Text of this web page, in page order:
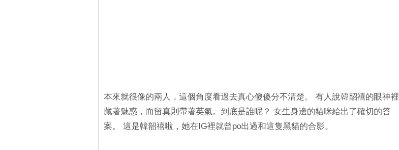
本來就很像的兩人，這個角度看過去真心傻傻分不清楚。 有人說韓韶禧的眼神裡
藏著魅惑，而留真則帶著英氣。到底是誰呢？ 女生身邊的貓咪給出了確切的答
案。 這是韓韶禧啦，她在IG裡就曾po出過和這隻黑貓的合影。